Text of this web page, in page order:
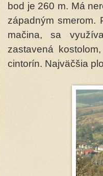
bod je 260 m. Má
západným smerom.
mačina, sa
zastavená
cintorín. Najväčšia